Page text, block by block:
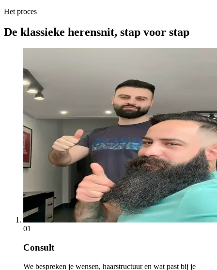
Het proces
De klassieke herensnit, stap voor stap
01
Consult
We bespreken je wensen, haarstructuur en wat past bij je